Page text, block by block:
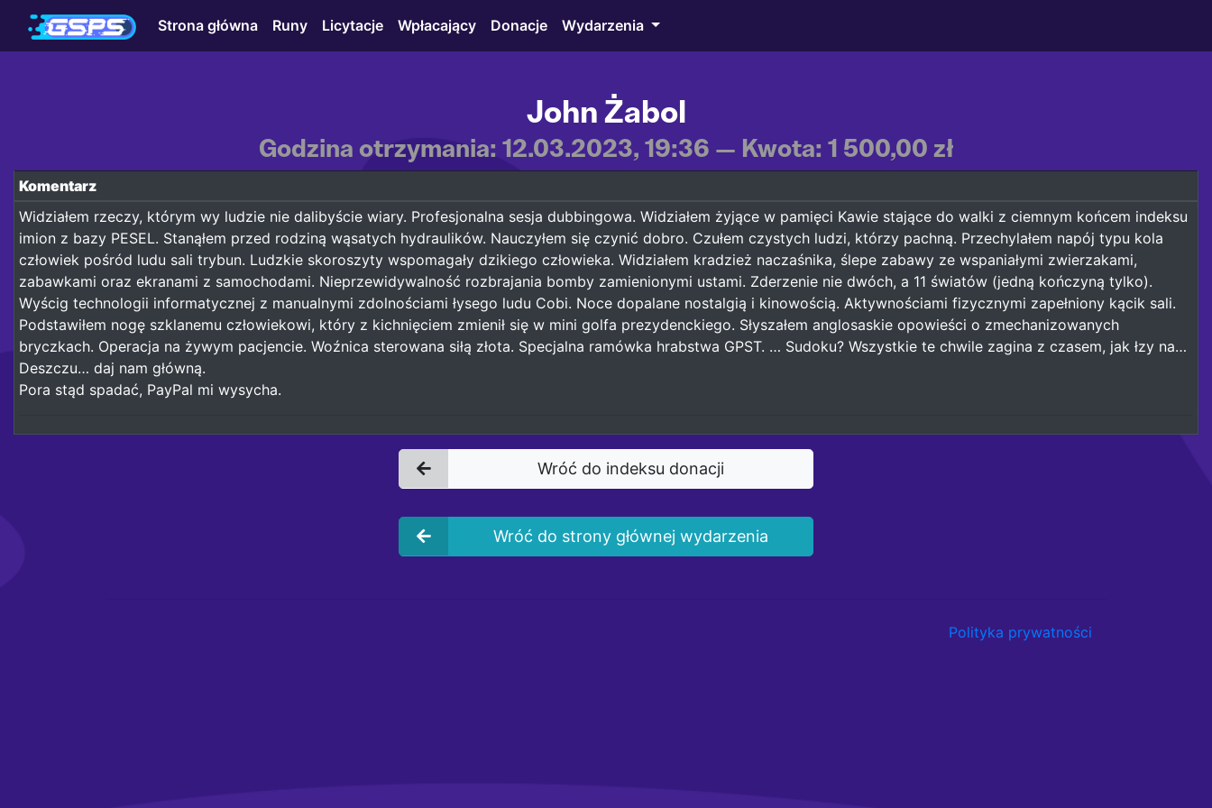
Strona główna Runy Licytacje Wpłacający Donacje Wydarzenia
John Żabol
Godzina otrzymania: 12.03.2023, 19:36 — Kwota: 1 500,00 zł
Komentarz
Widziałem rzeczy, którym wy ludzie nie dalibyście wiary. Profesjonalna sesja dubbingowa. Widziałem żyjące w pamięci Kawie stające do walki z ciemnym końcem indeksu
imion z bazy PESEL. Stanąłem przed rodziną wąsatych hydraulików. Nauczyłem się czynić dobro. Czułem czystych ludzi, którzy pachną. Przechylałem napój typu kola
człowiek pośród ludu sali trybun. Ludzkie skoroszyty wspomagały dzikiego człowieka. Widziałem kradzież naczaśnika, ślepe zabawy ze wspaniałymi zwierzakami,
zabawkami oraz ekranami z samochodami. Nieprzewidywalność rozbrajania bomby zamienionymi ustami. Zderzenie nie dwóch, a 11 światów (jedną kończyną tylko).
Wyścig technologii informatycznej z manualnymi zdolnościami łysego ludu Cobi. Noce dopalane nostalgią i kinowością. Aktywnościami fizycznymi zapełniony kącik sali.
Podstawiłem nogę szklanemu człowiekowi, który z kichnięciem zmienił się w mini golfa prezydenckiego. Słyszałem anglosaskie opowieści o zmechanizowanych
bryczkach. Operacja na żywym pacjencie. Woźnica sterowana siłą złota. Specjalna ramówka hrabstwa GPST. … Sudoku? Wszystkie te chwile zagina z czasem, jak łzy na…
Deszczu… daj nam główną.
Pora stąd spadać, PayPal mi wysycha.
Wróć do indeksu donacji
Wróć do strony głównej wydarzenia
Polityka prywatności